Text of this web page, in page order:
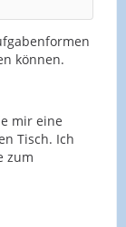
können.
mir eine
Tisch. Ich
zum